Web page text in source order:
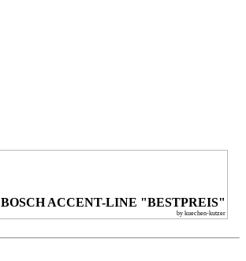
BOSCH ACCENT-LINE "BESTPREIS"
by kuechen-kutzer